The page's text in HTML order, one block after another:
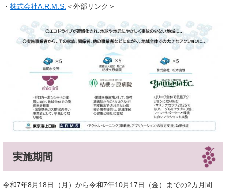
・ 株式会社A.R.M.S. ＜外部リンク＞
実施期間
令和7年8月18日（月）から令和7年10月17日（金）までの2カ月間